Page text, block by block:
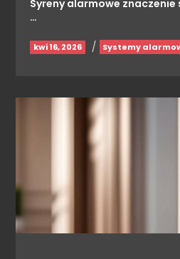
Syreny alarmowe znaczenie
…
kwi 16, 2026 / Systemy